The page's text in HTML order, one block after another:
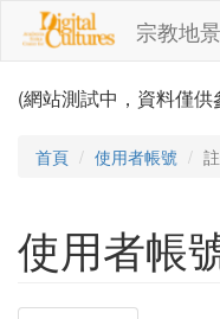
移至主內容
宗教地
(網站測試中，資料僅供
首頁 使用者帳號
使用者帳